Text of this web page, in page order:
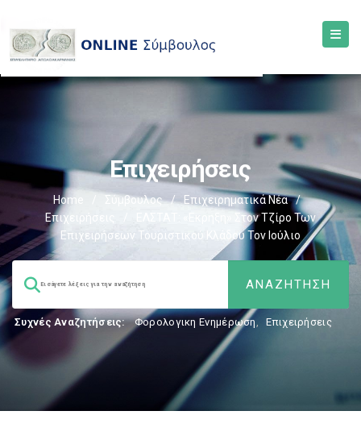
Επιχειρήσεις
Home Σύμβουλος / Επιχειρηματικά Νέα
/
Επιχειρήσεις
ΕΛΣΤΑΤ: «Εκρηξη» Στον Τζίρο Των
Επιχειρήσεων Τουριστικού Κλάδου Τον Ιούλιο
Συχνές Αναζητήσεις: Φορολογικη Ενημέρωση, Επιχειρήσεις